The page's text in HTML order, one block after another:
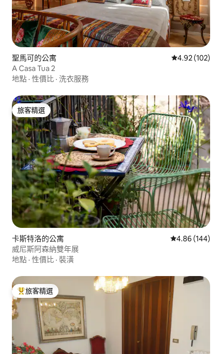
聖馬可的公寓 從 102 則評價
4.92 (102)
A Casa Tua 2
地點 · 性價比 · 洗衣服務
旅客精選
旅客精選
卡斯特洛的公寓 從 144 則評價
4.86 (144)
威尼斯阿森納雙年展
地點 · 性價比 · 裝潢
旅客精選榜首
旅客精選